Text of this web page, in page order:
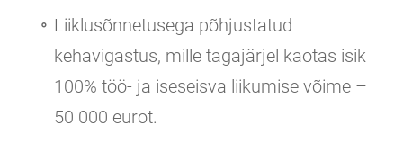
Liiklusõnnetusega põhjustatud
kehavigastus, mille tagajärjel kaotas isik
100% töö- ja iseseisva liikumise võime –
50 000 eurot.